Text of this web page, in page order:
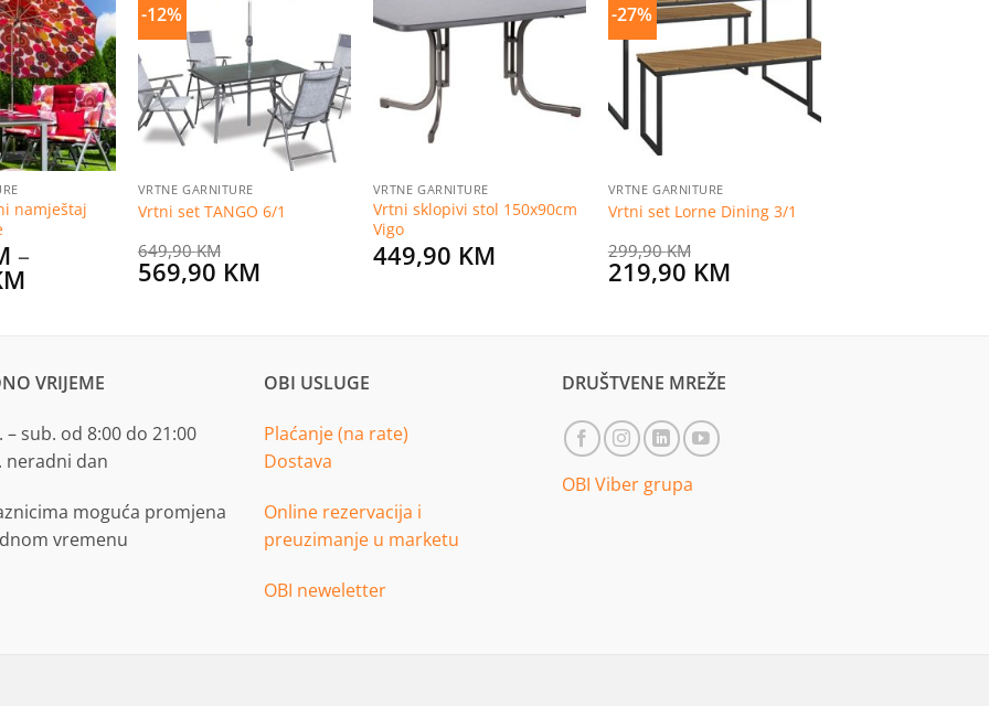
Dodaj
na
listu
želja
namještaj
–
Price
269,90 KM
-12%
želja
VRTNE GARNITURE
Vrtni set TANGO 6/1
649,90KM
Original
price
569,90 KMCurrent
Dodaj
VRTNE GARNITURE
Vrtni sklopivi stol 150x90cm
Vigo
449,90 KM
-27%
listu
želja
VRTNE GARNITURE
Vrtni set Lorne Dining 3/1
299,90KM
Original
price
219,90 KMCurrent
VRIJEME
– sub. od 8:00 do 21:00
neradni dan
moguća promjena
vremenu
OBI USLUGE
Plaćanje (na rate)
Dostava
Online rezervacija i
preuzimanje u marketu
OBI neweletter
DRUŠTVENE MREŽE
OBI Viber grupa